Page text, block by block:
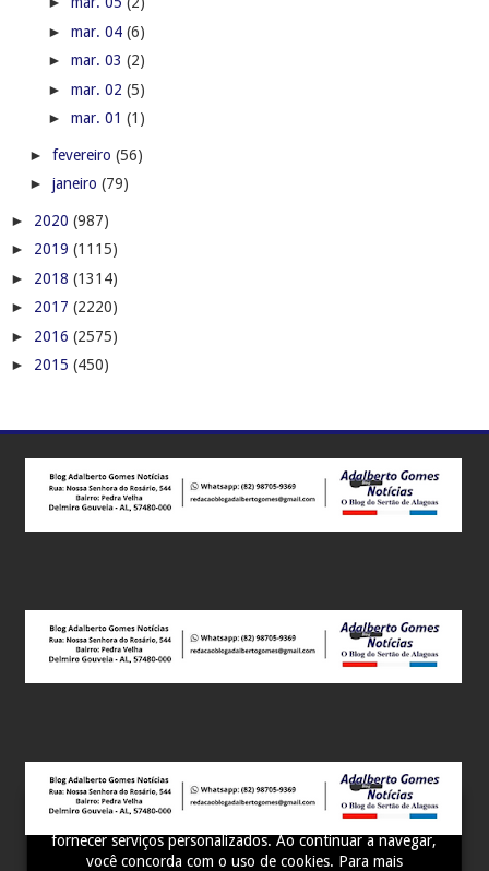
Este site utiliza cookies para melhorar sua experiência e
fornecer serviços personalizados. Ao continuar a navegar,
você concorda com o uso de cookies. Para mais
► mar. 04 (6)
► mar. 03 (2)
► mar. 02 (5)
► mar. 01 (1)
► fevereiro (56)
► janeiro (79)
► 2020 (987)
► 2019 (1115)
► 2018 (1314)
► 2017 (2220)
► 2016 (2575)
► 2015 (450)